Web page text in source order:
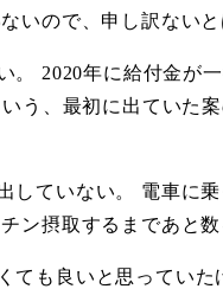
いので、申し訳ないと
。 2020年に給付金が
う、最初に出ていた
していない。 電車に
ン摂取するまであと
ても良いと思ってい